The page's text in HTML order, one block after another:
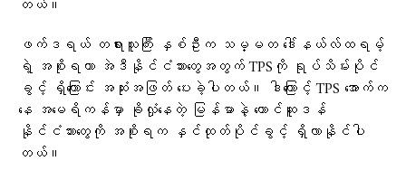
တယ်။
ဖက်ဒရယ် တရားသူကြီး နှစ်ဦးက သမ္မတ ဒေါ်နယ်လ်ထရမ့်
ရဲ့ အစိုးရဟာ အဲဒီနိုင်ငံသားတွေအတွက် TPSကို ရုပ်သိမ်းပိုင်
ခွင့် ရှိကြောင်း အဆုံးအဖြတ် ပေးခဲ့ပါတယ်။ ဒါကြောင့် TPS အောက်က
နေ အမေရိကန်မှာ ခိုလှုံနေတဲ့ မြန်မာနဲ့ တောင်ဆူဒန်
နိုင်ငံသားတွေကို အစိုးရက နှင်ထုတ်ပိုင်ခွင့် ရှိလာနိုင်ပါ
တယ်။